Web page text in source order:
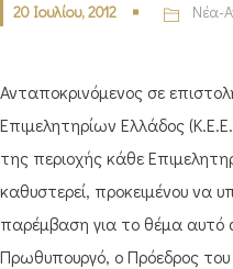
20 Ιουλίου, 2012 Νέα-
Ανταποκρινόμενος σε
Επιμελητηρίων Ελλάδος
της περιοχής κάθε
καθυστερεί, προκειμένου να
παρέμβαση για το θέμα αυτό
Πρωθυπουργό, ο Πρόεδρος